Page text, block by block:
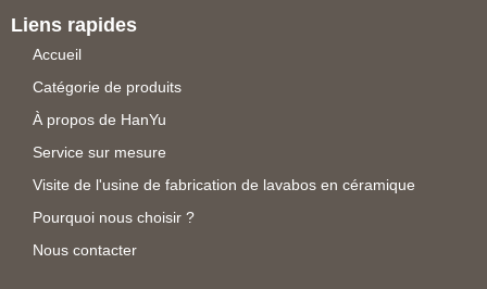
Liens rapides
Accueil
Catégorie de produits
À propos de HanYu
Service sur mesure
Visite de l'usine de fabrication de lavabos en céramique
Pourquoi nous choisir ?
Nous contacter